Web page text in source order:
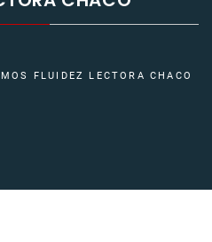
FLUIDEZ LECTORA CHACO